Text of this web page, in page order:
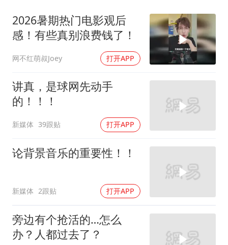
薛之谦杭州站演唱会取消
张本智和：零封向鹏不意外
“准2万亿”之城点名支持三所大学
习近平心系体育强国建设
2026暑期热门电影观后
感！有些真别浪费钱了！
网不红萌叔Joey 打开APP
讲真，是球网先动手
的！！！
新媒体 39跟贴 打开APP
论背景音乐的重要性！！
新媒体 2跟贴 打开APP
旁边有个抢活的…怎么
办？人都过去了？